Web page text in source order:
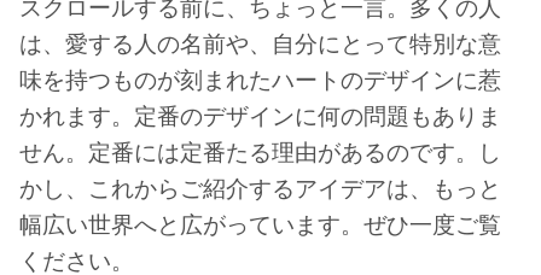
スクロールする前に、ちょっと一言。多くの人
は、愛する人の名前や、自分にとって特別な意
味を持つものが刻まれたハートのデザインに惹
かれます。定番のデザインに何の問題もありま
せん。定番には定番たる理由があるのです。し
かし、これからご紹介するアイデアは、もっと
幅広い世界へと広がっています。ぜひ一度ご覧
ください。